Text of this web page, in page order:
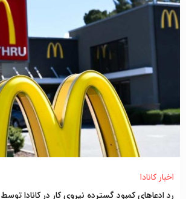
اخبار کانادا
رد ادعاهای کمبود گسترده نیروی کار در کانادا توسط StatCan